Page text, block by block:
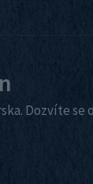
Dozvíte se